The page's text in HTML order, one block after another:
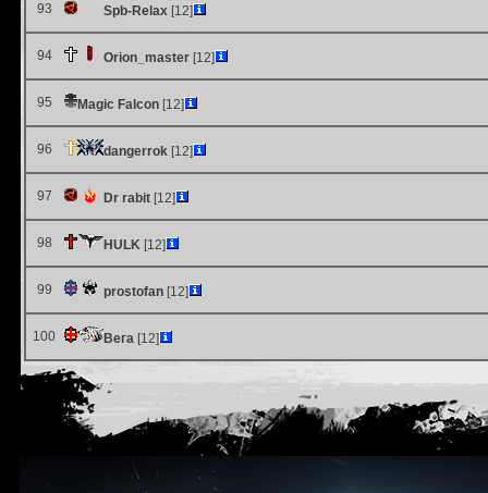
93 Spb-Relax [12]
94 Orion_master [12]
95 Magic Falcon [12]
96 dangerrok [12]
97 Dr rabit [12]
98 HULK [12]
99 prostofan [12]
100 Вега [12]